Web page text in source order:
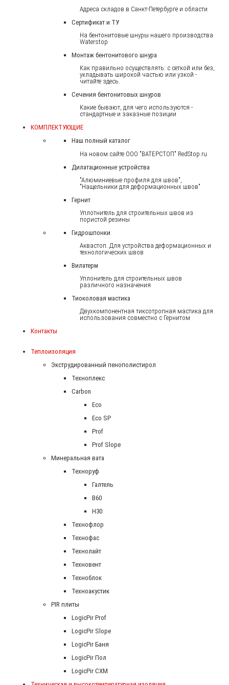
Адреса складов в Санкт-Петербурге и области
Сертификат и ТУ
На бентонитовые шнуры нашего производства
Waterstop
Монтаж бентонитового шнура
Как правильно осуществлять: с сеткой или без,
укладывать широкой частью или узкой -
читайте здесь.
Сечения бентонитовых шнуров
Какие бывают, для чего используются -
стандартные и заказные позиции
КОМПЛЕКТУЮЩИЕ
Наш полный каталог
На новом сайте ООО "ВАТЕРСТОП" RedStop.ru
Дилатационные устройства
"Алюминиевые профиля для швов",
"Нащельники для деформационных швов"
Гернит
Уплотнитель для строительных швов из
пористой резины
Гидрошпонки
Аквастоп. Для устройства деформационных и
технологических швов
Вилатерм
Уплонитель для строительных швов
различного назначения
Тиоколовая мастика
Двухкомпонентная тиксотропная мастика для
использования совместно с Гернитом
Контакты
Теплоизоляция
Экструдированный пенополистирол
Техноплекс
Carbon
Eco
Eco SP
Prof
Prof Slope
Минеральная вата
Техноруф
Галтель
В60
Н30
Технофлор
Технофас
Технолайт
Техновент
Техноблок
Техноакустик
PIR плиты
LogicPir Prof
LogicPir Slope
LogicPir Баня
LogicPir Пол
LogicPir СХМ